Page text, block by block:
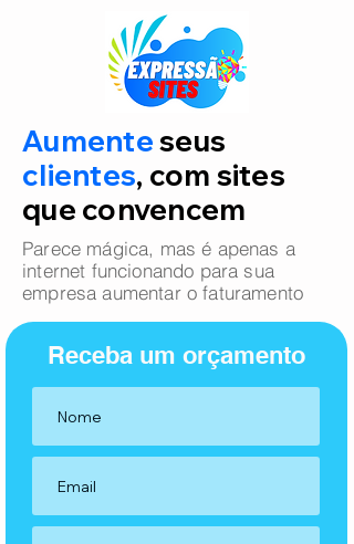
Aumenteseus
clientes, com sites
que convencem
Parece mágica, mas é apenas a
internet funcionando para sua
empresa aumentar o faturamento
Receba um orçamento